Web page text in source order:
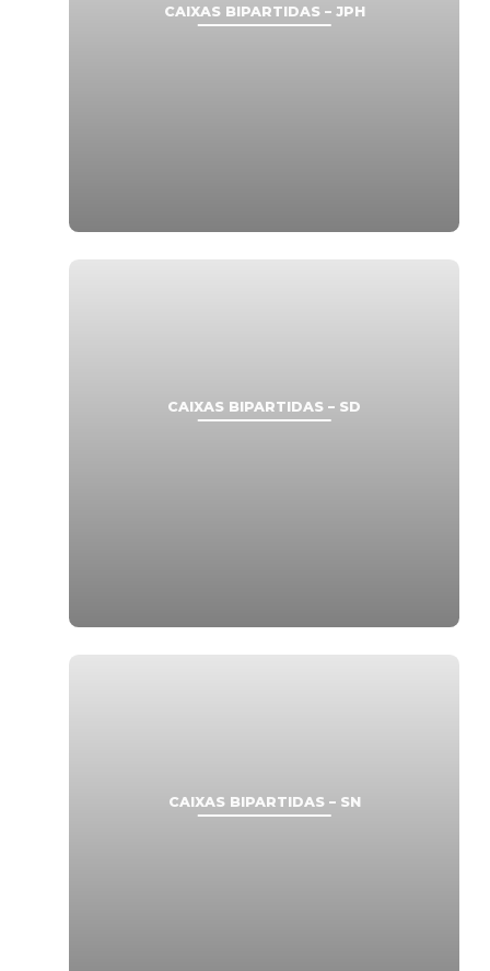
CAIXAS BIPARTIDAS – JPH
CAIXAS BIPARTIDAS – SD
CAIXAS BIPARTIDAS – SN